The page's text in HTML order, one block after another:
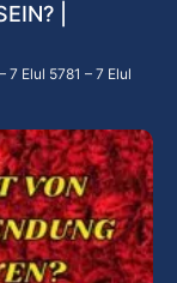
|
7 Elul 5781 – 7 Elul